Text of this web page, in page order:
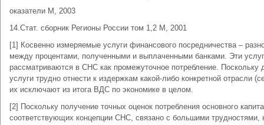
оказатели М, 2003
14.Стат. сборник Регионы России том 1,2 М, 2001
[1] Косвенно измеряемые услуги финансового посредничества –
между процентами, полученными и выплаченными банками. Эти
рассматриваются в СНС как промежуточное потребление. Поскольку
услуги трудно отнести к издержкам какой-либо конкретной отрасли
их исключают из итога ВДС по экономике в целом.
[2] Поскольку получение точных оценок потребления основного
соответствующих концепции СНС, связано с большими трудностями,